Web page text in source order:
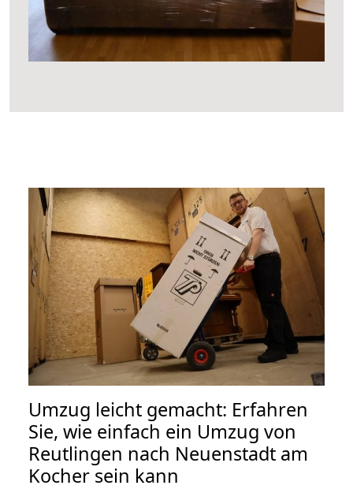
Umzug leicht gemacht: Erfahren
Sie, wie einfach ein Umzug von
Reutlingen nach Neuenstadt am
Kocher sein kann